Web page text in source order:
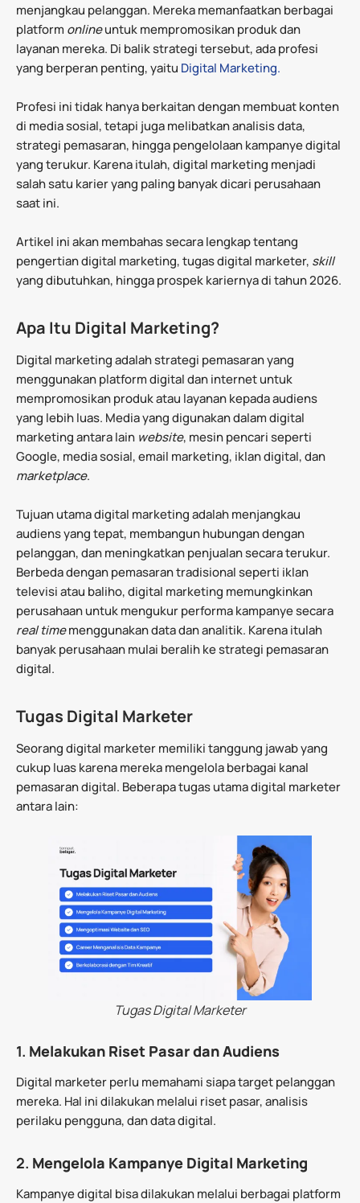
menjangkau pelanggan. Mereka memanfaatkan berbagai
platform onlineuntuk mempromosikan produk dan
layanan mereka. Di balik strategi tersebut, ada profesi
yang berperan penting, yaitu Digital Marketing.
Profesi ini tidak hanya berkaitan dengan membuat konten
di media sosial, tetapi juga melibatkan analisis data,
strategi pemasaran, hingga pengelolaan kampanye digital
yang terukur. Karena itulah, digital marketing menjadi
salah satu karier yang paling banyak dicari perusahaan
saat ini.
Artikel ini akan membahas secara lengkap tentang
pengertian digital marketing, tugas digital marketer, skill
yang dibutuhkan, hingga prospek kariernya di tahun 2026.
Apa Itu Digital Marketing?
Digital marketing adalah strategi pemasaran yang
menggunakan platform digital dan internet untuk
mempromosikan produk atau layanan kepada audiens
yang lebih luas. Media yang digunakan dalam digital
marketing antara lain website, mesin pencari seperti
Google, media sosial, email marketing, iklan digital, dan
marketplace.
Tujuan utama digital marketing adalah menjangkau
audiens yang tepat, membangun hubungan dengan
pelanggan, dan meningkatkan penjualan secara terukur.
Berbeda dengan pemasaran tradisional seperti iklan
televisi atau baliho, digital marketing memungkinkan
perusahaan untuk mengukur performa kampanye secara
real timemenggunakan data dan analitik. Karena itulah
banyak perusahaan mulai beralih ke strategi pemasaran
digital.
Tugas Digital Marketer
Seorang digital marketer memiliki tanggung jawab yang
cukup luas karena mereka mengelola berbagai kanal
pemasaran digital. Beberapa tugas utama digital marketer
antara lain:
Tugas Digital Marketer
1. Melakukan Riset Pasar dan Audiens
Digital marketer perlu memahami siapa target pelanggan
mereka. Hal ini dilakukan melalui riset pasar, analisis
perilaku pengguna, dan data digital.
2. Mengelola Kampanye Digital Marketing
Kampanye digital bisa dilakukan melalui berbagai platform